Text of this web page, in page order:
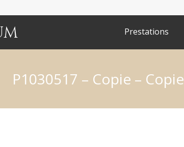
Prestations
P1030517 – Copie – Copie